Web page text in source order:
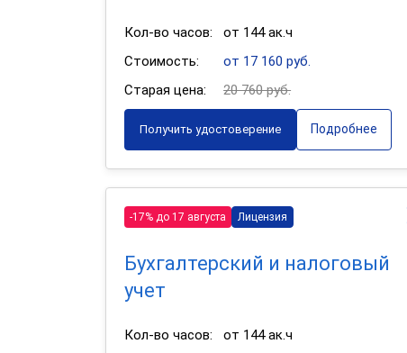
Кол-во часов:
от 144 ак.ч
Стоимость:
от 17 160 руб.
Старая цена:
20 760 руб.
Получить удостоверение Подробнее
-17% до 17 августа Лицензия
Бухгалтерский и налоговый
учет
Кол-во часов:
от 144 ак.ч